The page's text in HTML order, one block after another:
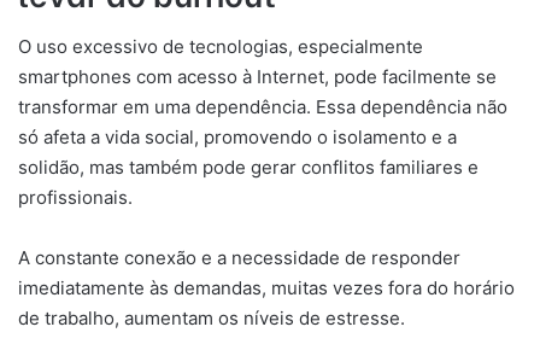
O uso excessivo de tecnologias, especialmente
smartphones com acesso à Internet, pode facilmente se
transformar em uma dependência. Essa dependência não
só afeta a vida social, promovendo o isolamento e a
solidão, mas também pode gerar conflitos familiares e
profissionais.
A constante conexão e a necessidade de responder
imediatamente às demandas, muitas vezes fora do horário
de trabalho, aumentam os níveis de estresse.